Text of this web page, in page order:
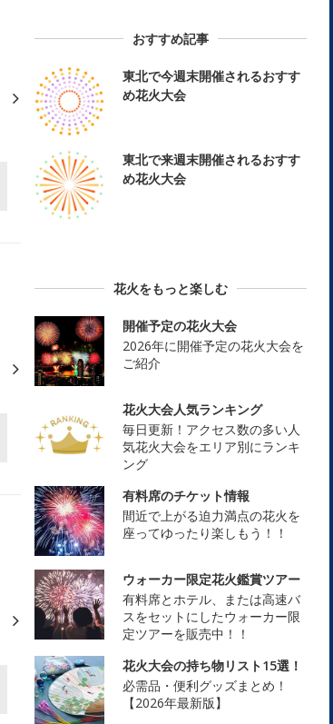
おすすめ記事
東北で今週末開催されるおすす
め花火大会
東北で来週末開催されるおすす
め花火大会
花火をもっと楽しむ
開催予定の花火大会
2026年に開催予定の花火大会を
ご紹介
花火大会人気ランキング
毎日更新！アクセス数の多い人
気花火大会をエリア別にランキ
ング
有料席のチケット情報
間近で上がる迫力満点の花火を
座ってゆったり楽しもう！！
ウォーカー限定花火鑑賞ツアー
有料席とホテル、または高速バ
スをセットにしたウォーカー限
定ツアーを販売中！！
花火大会の持ち物リスト15選！
必需品・便利グッズまとめ！
【2026年最新版】